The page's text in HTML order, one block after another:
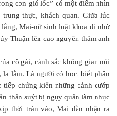
cơn gió lốc” có một điểm nhìn
thực, khách quan. Giữa lúc
Mai-nữ sinh luật khoa đi nhờ
Thuận lên cao nguyên thăm anh
cô gái, cảnh sắc không gian núi
lẫm. Là người có học, biết phân
chứng kiến những cảnh cướp
thân suýt bị ngụy quân làm nhục
thời tràn vào, Mai dần nhận ra